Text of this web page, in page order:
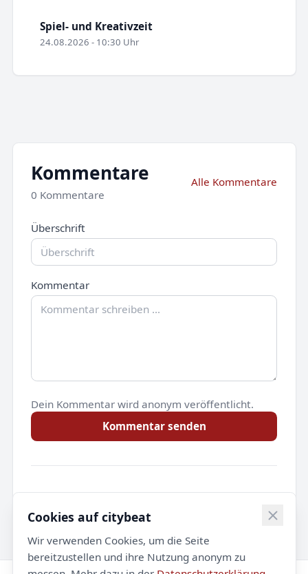
Spiel- und Kreativzeit
24.08.2026 - 10:30 Uhr
Kommentare
0 Kommentare
Alle Kommentare
Überschrift
Kommentar
Dein Kommentar wird anonym veröffentlicht.
Kommentar senden
Noch keine Kommentare.
Cookies auf citybeat
Wir verwenden Cookies, um die Seite
bereitzustellen und ihre Nutzung anonym zu